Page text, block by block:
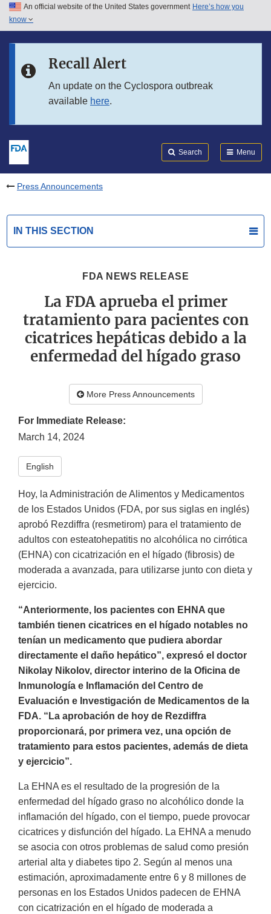
Skip to main content
Skip to in this section menu
An official website of the United States government Here’s how you
know
Recall Alert
An update on the Cyclospora outbreak
available here.
Search Menu
Press Announcements
IN THIS SECTION
FDA NEWS RELEASE
La FDA aprueba el primer
tratamiento para pacientes con
cicatrices hepáticas debido a la
enfermedad del hígado graso
More Press Announcements
For Immediate Release:
March 14, 2024
English
Hoy, la Administración de Alimentos y Medicamentos
de los Estados Unidos (FDA, por sus siglas en inglés)
aprobó Rezdiffra (resmetirom) para el tratamiento de
adultos con esteatohepatitis no alcohólica no cirrótica
(EHNA) con cicatrización en el hígado (fibrosis) de
moderada a avanzada, para utilizarse junto con dieta y
ejercicio.
“Anteriormente, los pacientes con EHNA que
también tienen cicatrices en el hígado notables no
tenían un medicamento que pudiera abordar
directamente el daño hepático”, expresó el doctor
Nikolay Nikolov, director interino de la Oficina de
Inmunología e Inflamación del Centro de
Evaluación e Investigación de Medicamentos de la
FDA. “La aprobación de hoy de Rezdiffra
proporcionará, por primera vez, una opción de
tratamiento para estos pacientes, además de dieta
y ejercicio”.
La EHNA es el resultado de la progresión de la
enfermedad del hígado graso no alcohólico donde la
inflamación del hígado, con el tiempo, puede provocar
cicatrices y disfunción del hígado. La EHNA a menudo
se asocia con otros problemas de salud como presión
arterial alta y diabetes tipo 2. Según al menos una
estimación, aproximadamente entre 6 y 8 millones de
personas en los Estados Unidos padecen de EHNA
con cicatrización en el hígado de moderada a